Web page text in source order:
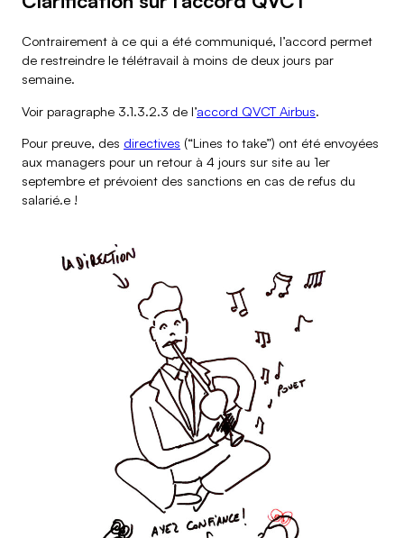
Contrairement à ce qui a été communiqué, l’accord permet
de restreindre le télétravail à moins de deux jours par
semaine.
Voir paragraphe 3.1.3.2.3 de l’accord QVCT Airbus.
Pour preuve, des directives (“Lines to take”) ont été envoyées
aux managers pour un retour à 4 jours sur site au 1er
septembre et prévoient des sanctions en cas de refus du
salarié.e !